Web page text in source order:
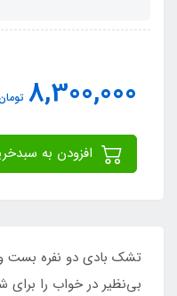
8,300,000
بی‌نظیر در خواب را برای